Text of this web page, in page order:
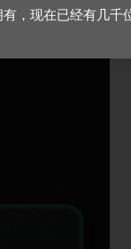
，现在已经有几千